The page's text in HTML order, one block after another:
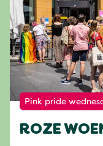
Pink pride
ROZE